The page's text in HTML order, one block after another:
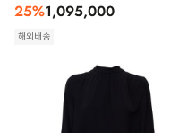
25%1,095,000
해외배송